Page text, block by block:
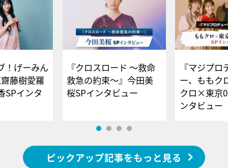
！げーみん
藤樹愛羅
SPインタ
『クロスロード ～救命
救急の約束～』今田美
桜SPインタビュー
『マジプロ
ー、ももク
クロ×東京
ンタビュー
ピックアップ記事をもっと見る